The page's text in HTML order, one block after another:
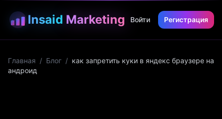
Insaid Marketing Войти Регистрация
Главная / Блог / как запретить куки в яндекс браузере на
андроид